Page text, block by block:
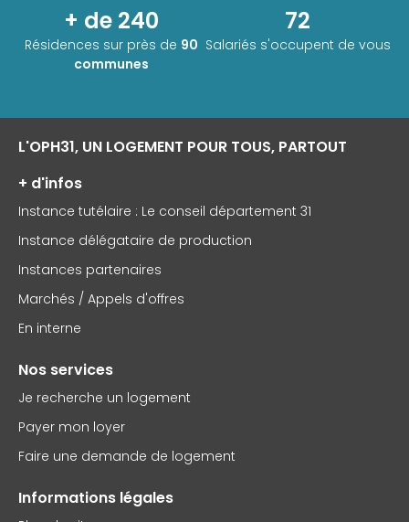
+ de 240
Résidences sur près de 90
communes
72
Salariés s'occupent de vous
L'OPH31, UN LOGEMENT POUR TOUS, PARTOUT
+ d'infos
Instance tutélaire : Le conseil département 31
Instance délégataire de production
Instances partenaires
Marchés / Appels d'offres
En interne
Nos services
Je recherche un logement
Payer mon loyer
Faire une demande de logement
Informations légales